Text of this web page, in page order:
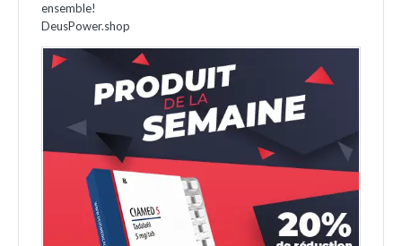
ensemble!
DeusPower.shop